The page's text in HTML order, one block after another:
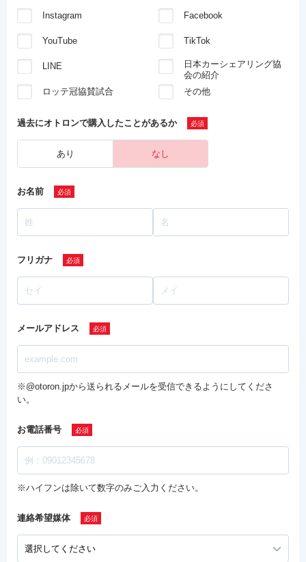
Instagram Facebook
YouTube TikTok
LINE
日本カーシェアリング協
会の紹介
ロッテ冠協賛試合
その他
過去にオトロンで購入したことがあるか
あり なし
お名前
フリガナ
メールアドレス
※@otoron.jpから送られるメールを受信できるようにしてくださ
い。
お電話番号
※ハイフンは除いて数字のみご入力ください。
連絡希望媒体